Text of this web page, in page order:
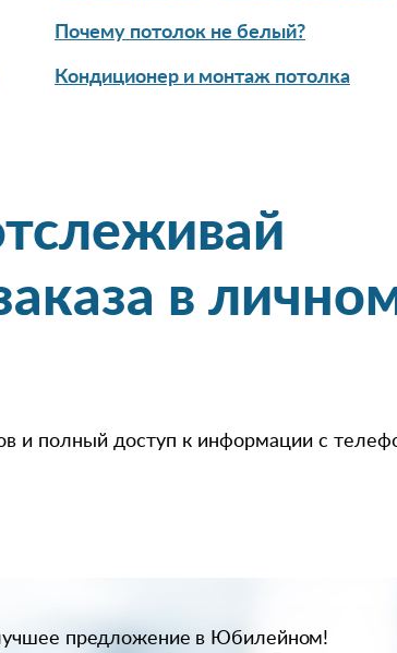
Почему потолок не белый?
Кондиционер и монтаж потолка
в
и полный доступ к информации с
предложение в Юбилейном!